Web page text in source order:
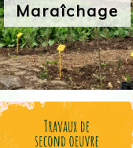
Maraîchage